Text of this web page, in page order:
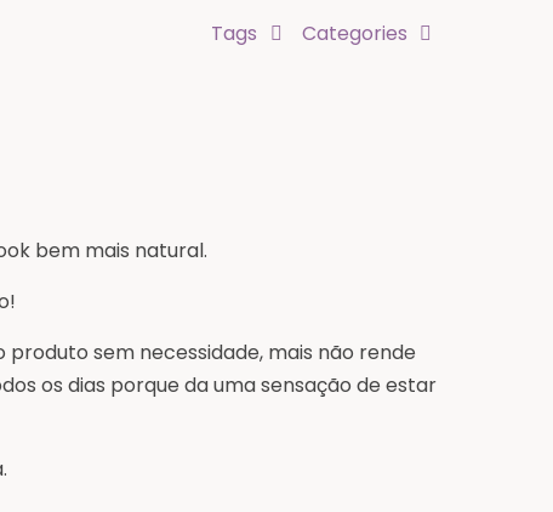
Categories
Tags
bem mais natural.
sem necessidade, mais não rende
os dias porque da uma sensação de estar